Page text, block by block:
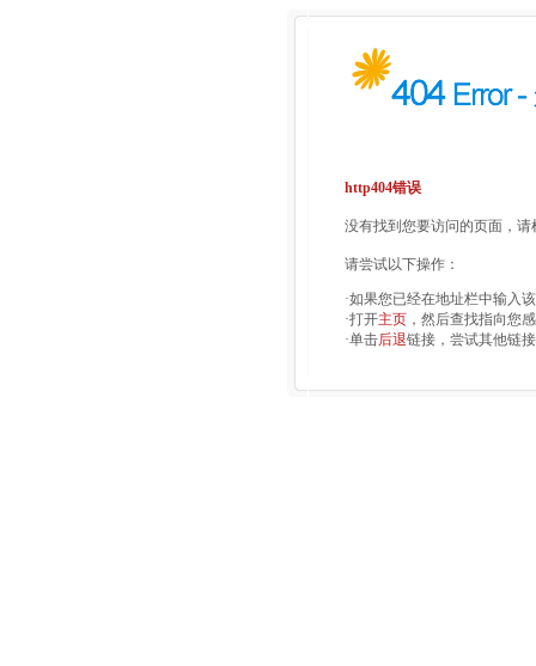
http404错误
没有找到您要访问的页面，
请尝试以下操作：
·如果您已经在地址栏中输入
·打开主页 ，然后查找指向您
·单击后退链接，尝试其他链